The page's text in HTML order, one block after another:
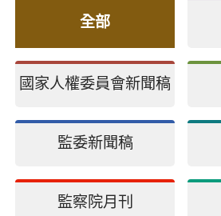
全部
國家人權委員會新聞稿
監委新聞稿
監察院月刊